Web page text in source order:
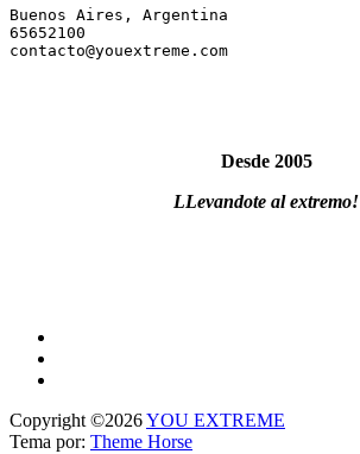
Buenos Aires, Argentina
65652100
Desde 2005
LLevandote al extremo!
Copyright ©2026YOU EXTREME
Tema por: Theme Horse